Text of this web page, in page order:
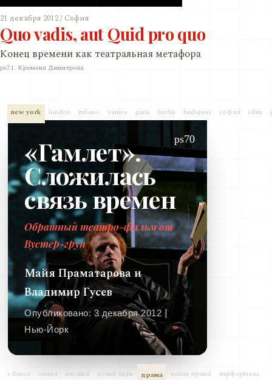
21 декабря 2012 / София
Quo vadis, aut Quid pro quo
Конец времени как театральная метафора
ps71. Кремена Димитрова
new york london milano venice paris berlin budapest софия sibiu
ps70
«Гамлет».
Сложилась
связь времен
Майя Праматарова и
Владимир Гусев
Опубликовано: 3 декабря 2012|
Нью-Йорк
Обратный театро-фильм от
Вустер-груп
dance опера мюзикл новый цирк драма новая драма перформанс